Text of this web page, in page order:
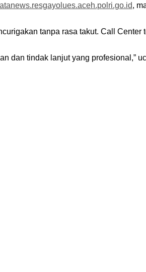
,
tanpa rasa takut. Call Center
dan tindak lanjut yang profesional,”